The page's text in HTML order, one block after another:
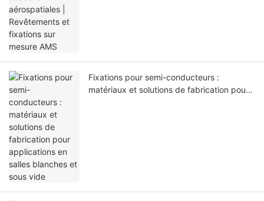
Fixations pour semi-conducteurs :
matériaux et solutions de fabrication pour